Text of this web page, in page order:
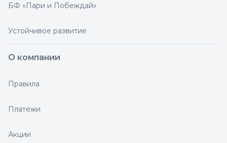
БФ «Пари и Побеждай»
Устойчивое развитие
О компании
Правила
Платежи
Акции